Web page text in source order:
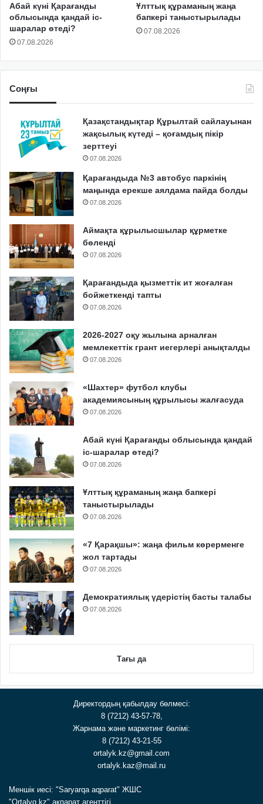
Абай күні Қарағанды
облысында қандай іс-
шаралар өтеді?
07.08.2026
Ұлттық құраманың жаңа
бапкері таныстырылады
07.08.2026
Соңғы
Қазақстандықтар Құрылтай сайлауынан
жақсылық күтеді – қоғамдық пікір
зерттеуі
07.08.2026
Қарағандыда №3 автобус паркінің
маңында ерекше аялдама пайда болды
07.08.2026
Аймақта құрылысшылар құрметке
бөленді
07.08.2026
Қарағандыда қызметтік ит жоғалған
бойжеткенді тапты
07.08.2026
2026-2027 оқу жылына арналған
мемлекеттік грант иегерлері анықталды
07.08.2026
«Шахтер» футбол клубы
академиясының құрылысы жалғасуда
07.08.2026
Абай күні Қарағанды облысында қандай
іс-шаралар өтеді?
07.08.2026
Ұлттық құраманың жаңа бапкері
таныстырылады
07.08.2026
«7 Қарақшы»: жаңа фильм көрерменге
жол тартады
07.08.2026
Демократиялық үдерістің басты талабы
07.08.2026
Тағы да
Директордың қабылдау бөлмесі:
8 (7212) 43-57-78,
Жарнама және маркетинг бөлімі:
8 (7212) 43-21-55
ortalyk.kz@gmail.com
ortalyk.kaz@mail.ru
Меншік иесі: "Saryarqa aqparat" ЖШС
"Ortalyq.kz" ақпарат агенттігі